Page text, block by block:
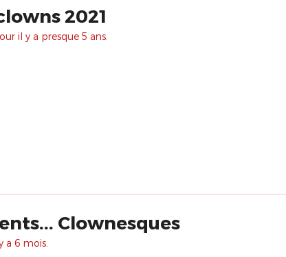
2021
il y a presque 5 ans.
Clownesques
a 6 mois.